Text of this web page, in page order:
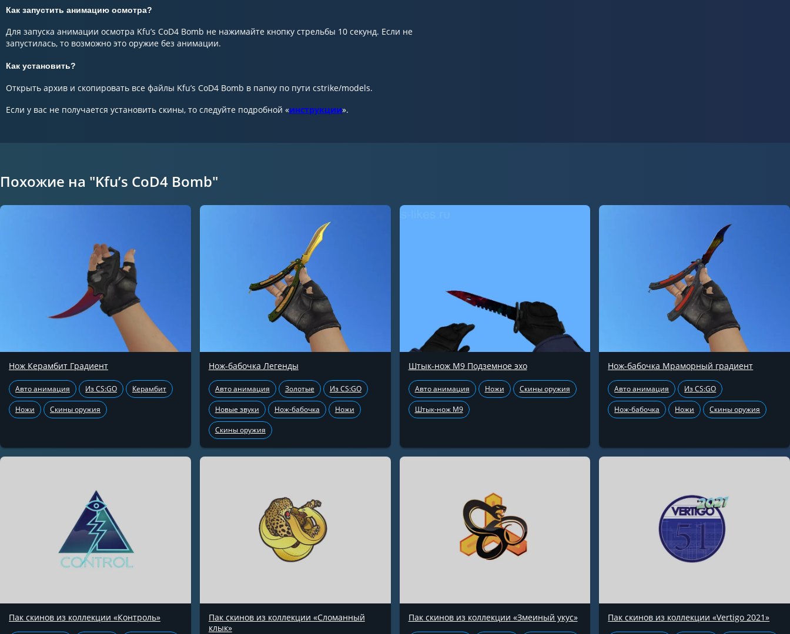
Как запустить анимацию осмотра?
Для запуска анимации осмотра Kfu’s CoD4 Bomb не нажимайте кнопку стрельбы 10 секунд. Если не
запустилась, то возможно это оружие без анимации.
Как установить?
Открыть архив и скопировать все файлы Kfu’s CoD4 Bomb в папку по пути cstrike/models.
Если у вас не получается установить скины, то следуйте подробной «инструкции».
Похожие на "Kfu’s CoD4 Bomb"
Нож Керамбит Градиент
Авто анимация Из CS:GO Керамбит
Ножи Скины оружия
Нож-бабочка Легенды
Авто анимация Золотые Из CS:GO
Новые звуки Нож-бабочка Ножи
Скины оружия
Штык-нож М9 Подземное эхо
Авто анимация Ножи Скины оружия
Штык-нож М9
Нож-бабочка Мраморный градиент
Авто анимация Из CS:GO
Нож-бабочка Ножи Скины оружия
Пак скинов из коллекции «Контроль»
Пак скинов из коллекции «Сломанный
клык»
Пак скинов из коллекции «Змеиный укус» Пак скинов из коллекции «Vertigo 2021»